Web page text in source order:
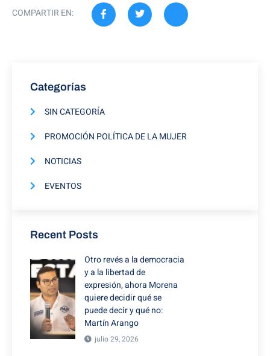
COMPARTIR EN:
Categorías
SIN CATEGORÍA
PROMOCIÓN POLÍTICA DE LA MUJER
NOTICIAS
EVENTOS
Recent Posts
Otro revés a la democracia
y a la libertad de
expresión, ahora Morena
quiere decidir qué se
puede decir y qué no:
Martín Arango
julio 29, 2026